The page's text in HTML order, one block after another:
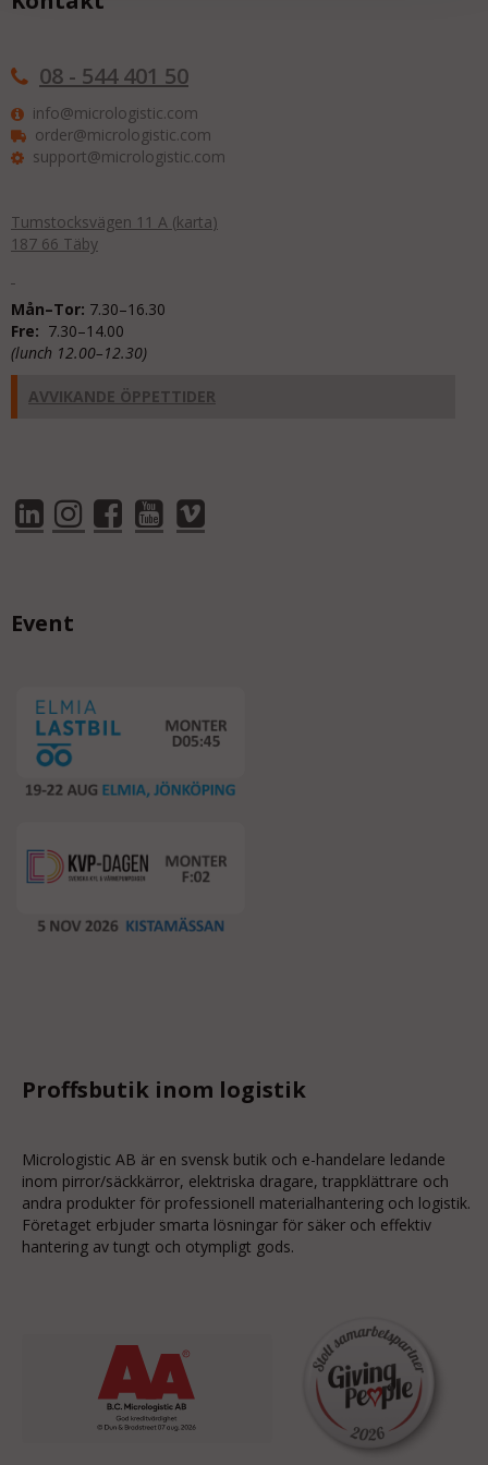
08 - 544 401 50
info@micrologistic.com
order@micrologistic.com
support@micrologistic.com
Tumstocksvägen 11 A (karta)
187 66 Täby
Mån–Tor: 7.30–16.30
Fre: 7.30–14.00
(lunch 12.00–12.30)
AVVIKANDE ÖPPETTIDER
Event
Proffsbutik inom logistik
Micrologistic AB är en svensk butik och e-handelare ledande
inom pirror/säckkärror, elektriska dragare, trappklättrare och
andra produkter för professionell materialhantering och logistik.
Företaget erbjuder smarta lösningar för säker och effektiv
hantering av tungt och otympligt gods.